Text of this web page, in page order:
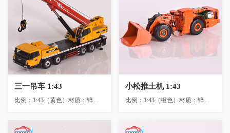
三一吊车 1:43
比例：1:43（黄色）材质：锌合金+ABS+PVC +GP（1.5KG）尺寸：29X7X23cm包装...
三一吊车 1:43
小松推土机 1:43
比例：1:43（橙色）材质：锌合金+ABS+PVC +GP（1.5KG）尺寸：24X6X6.5cm包...
小松推土机 1:43